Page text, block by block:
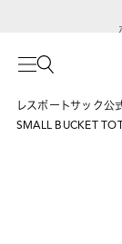
レスポートサック公
SMALL BUCKET